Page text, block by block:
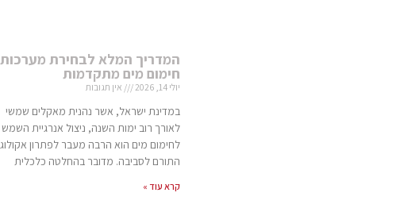
המדריך המלא לבחירת מערכות
חימום מים מתקדמות
יולי 14, 2026 אין תגובות
במדינת ישראל, אשר נהנית מאקלים שמשי
לאורך רוב ימות השנה, ניצול אנרגיית השמש
לחימום מים הוא הרבה מעבר לפתרון
התורם לסביבה. מדובר בהחלטה כלכלית
קרא עוד »